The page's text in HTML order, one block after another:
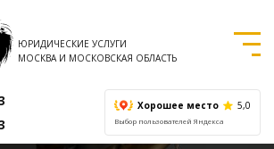
ЮРИДИЧЕСКИЕ УСЛУГИ
МОСКВА И МОСКОВСКАЯ ОБЛАСТЬ
Хорошее место 5,0
Выбор пользователей Яндекса